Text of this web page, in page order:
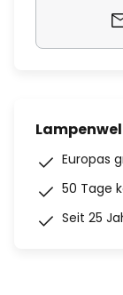
Europas
50 Tage
Seit 25